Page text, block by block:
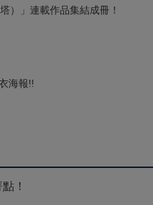
）」連載作品集結成冊！
海報!!
！